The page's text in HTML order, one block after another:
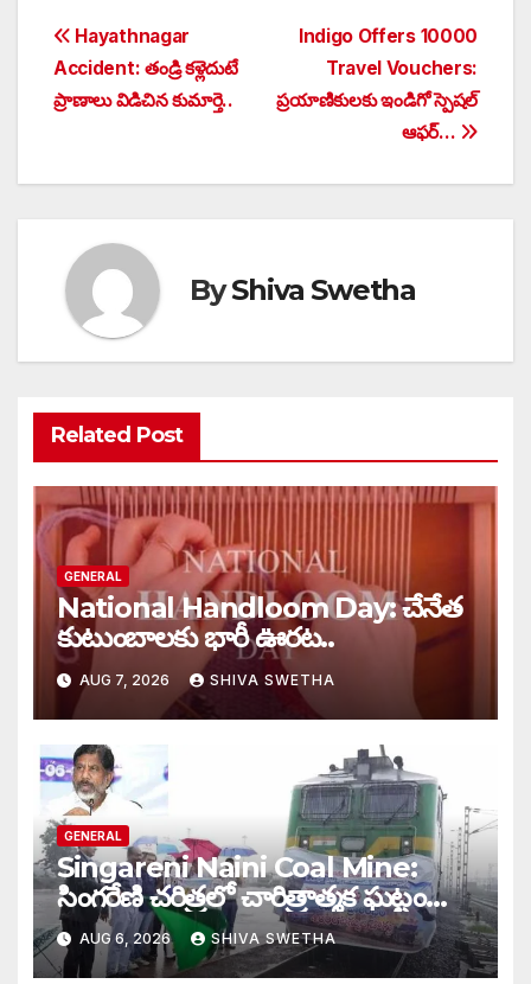
Post
navigation
Indigo Offers 10000
Travel Vouchers:
ప్రయాణికులకు ఇండిగో స్పెషల్
ఆఫర్…
Hayathnagar
Accident: తండ్రి కళ్లెదుటే
ప్రాణాలు విడిచిన కుమార్తె..
ByShiva Swetha
Related Post
GENERAL
National Handloom Day: చేనేత
కుటుంబాలకు భారీ ఊరట..
AUG 7, 2026 SHIVA SWETHA
GENERAL
Singareni Naini Coal Mine:
సింగరేణి చరిత్రలో చారిత్రాత్మక ఘట్టం…
AUG 6, 2026 SHIVA SWETHA